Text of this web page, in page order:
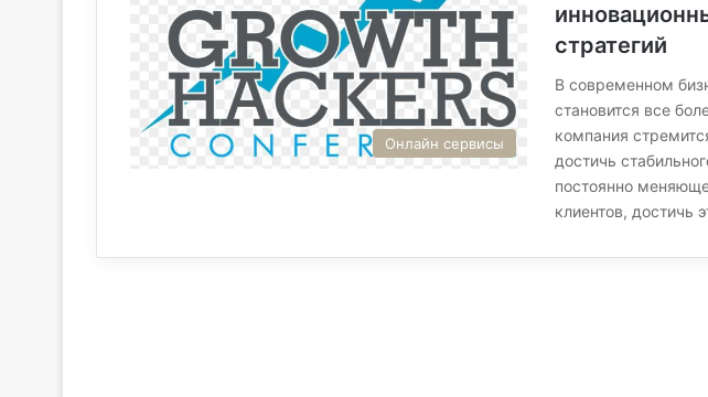
Онлайн сервисы
стратегий
В современном
становится все
компания
достичь
постоянно
клиентов, достичь